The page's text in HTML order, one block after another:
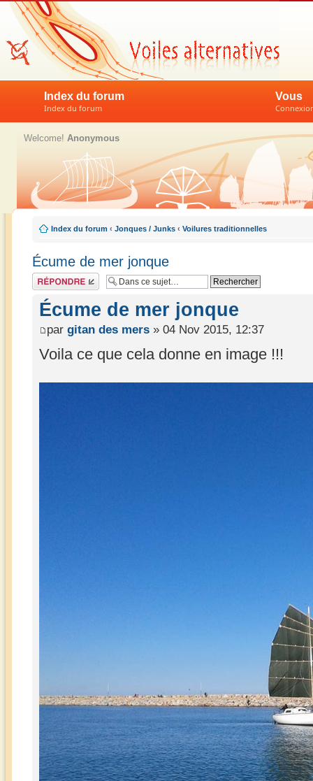
Index du forum
Index du forum
Vous
Welcome! Anonymous
Index du forum ‹ Jonques / Junks ‹ Voilures traditionnelles
Écume de mer jonque
Répondre
Écume de mer jonque
par gitan des mers » 04 Nov 2015, 12:37
Voila ce que cela donne en image !!!